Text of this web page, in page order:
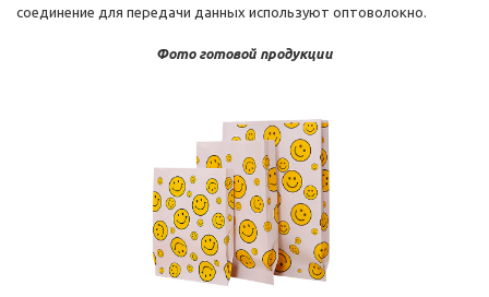
соединение для передачи данных используют оптоволокно.
Фото готовой продукции